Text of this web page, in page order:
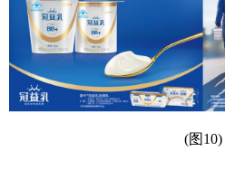
(图10)